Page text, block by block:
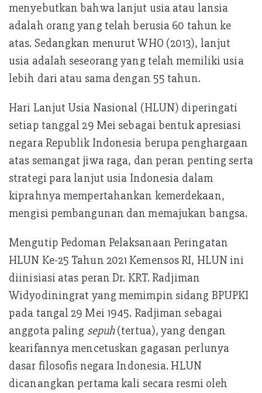
menyebutkan bahwa lanjut usia atau lansia
adalah orang yang telah berusia 60 tahun ke
atas. Sedangkan menurut WHO (2013), lanjut
usia adalah seseorang yang telah memiliki usia
lebih dari atau sama dengan 55 tahun.
Hari Lanjut Usia Nasional (HLUN) diperingati
setiap tanggal 29 Mei sebagai bentuk apresiasi
negara Republik Indonesia berupa penghargaan
atas semangat jiwa raga, dan peran penting serta
strategi para lanjut usia Indonesia dalam
kiprahnya mempertahankan kemerdekaan,
mengisi pembangunan dan memajukan bangsa.
Mengutip Pedoman Pelaksanaan Peringatan
HLUN Ke-25 Tahun 2021 Kemensos RI, HLUN ini
diinisiasi atas peran Dr. KRT. Radjiman
Widyodiningrat yang memimpin sidang BPUPKI
pada tangal 29 Mei 1945. Radjiman sebagai
anggota paling sepuh(tertua), yang dengan
kearifannya mencetuskan gagasan perlunya
dasar filosofis negara Indonesia. HLUN
dicanangkan pertama kali secara resmi oleh